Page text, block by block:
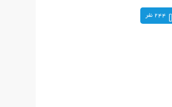
244 نفر